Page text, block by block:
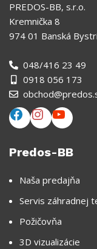
PREDOS-BB, s.r.o.
Kremnička 8
974 01 Banská
048/416 23 49
0918 056 173
Predos-BB
Naša predajňa
Servis záhradnej
Požičovňa
3D vizualizácie